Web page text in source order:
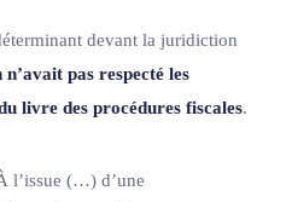
devant la juridiction
pas respecté les
livre des procédures fiscales.
l’issue (…) d’une